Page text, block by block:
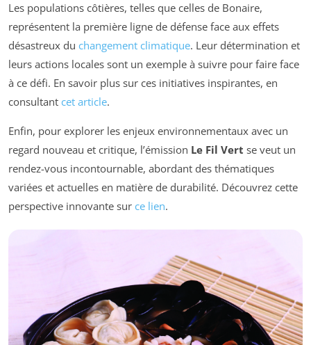
Les populations côtières, telles que celles de Bonaire,
représentent la première ligne de défense face aux effets
désastreux du changement climatique. Leur détermination et
leurs actions locales sont un exemple à suivre pour faire face
à ce défi. En savoir plus sur ces initiatives inspirantes, en
consultant cet article.
Enfin, pour explorer les enjeux environnementaux avec un
regard nouveau et critique, l’émission Le Fil Vert se veut un
rendez-vous incontournable, abordant des thématiques
variées et actuelles en matière de durabilité. Découvrez cette
perspective innovante sur ce lien.